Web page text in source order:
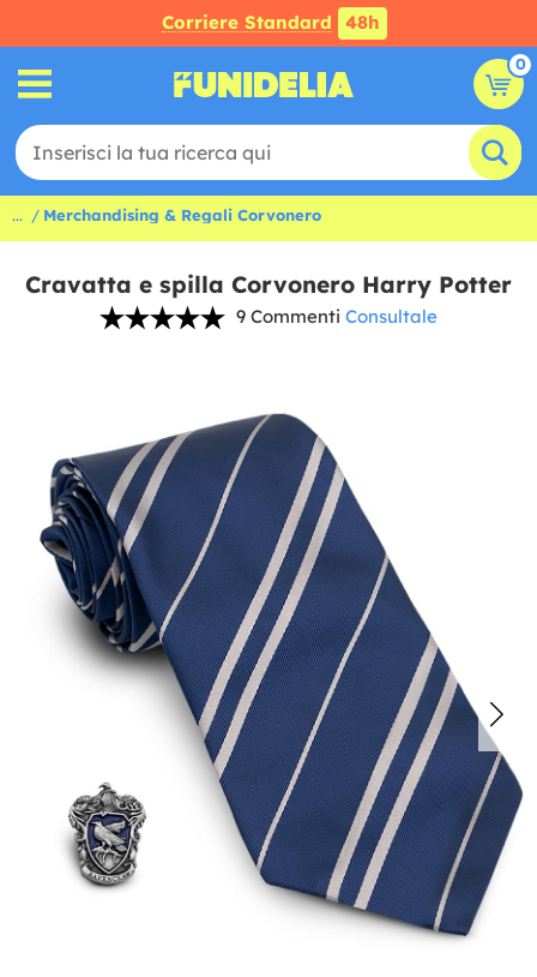
Corriere Standard 48h
0
... Merchandising & Regali Corvonero
Cravatta e spilla Corvonero Harry Potter
9 Commenti Consultale